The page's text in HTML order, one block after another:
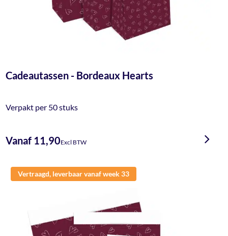
Cadeautassen - Bordeaux Hearts
Verpakt per 50 stuks
Vanaf 11,90Excl BTW
Vertraagd, leverbaar vanaf week 33